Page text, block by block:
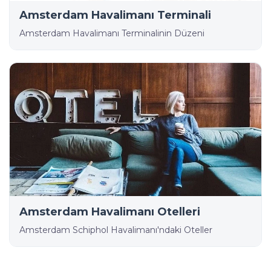
Amsterdam Havalimanı Terminali
Amsterdam Havalimanı Terminalinin Düzeni
Amsterdam Havalimanı Otelleri
Amsterdam Schiphol Havalimanı'ndaki Oteller